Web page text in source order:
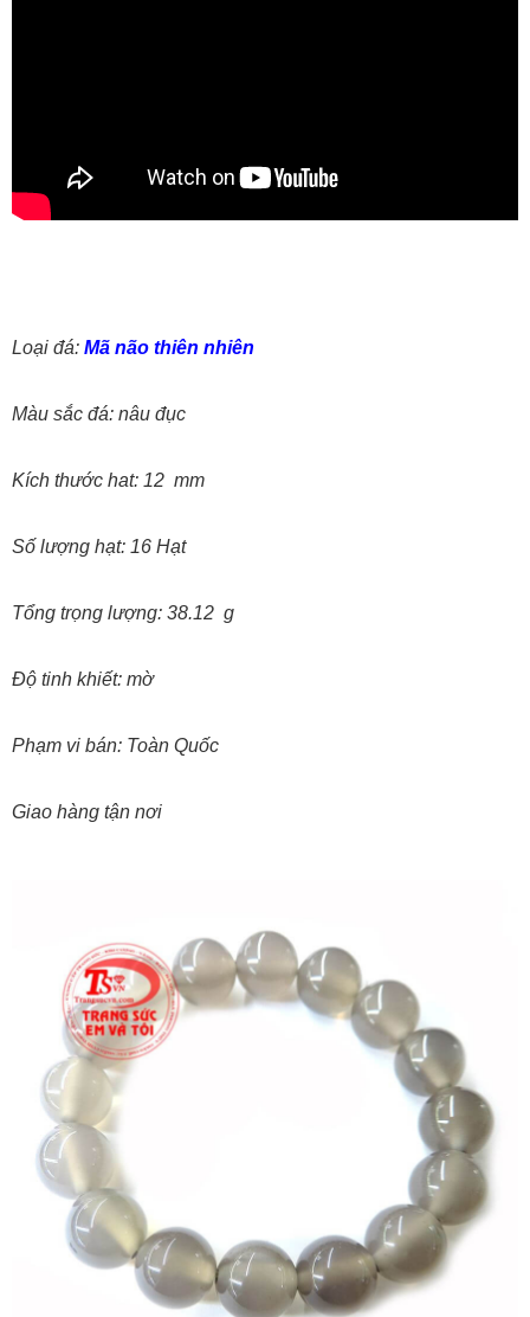
Loại đá: Mã não thiên nhiên
Màu sắc đá: nâu đục
Kích thước hat: 12 mm
Số lượng hạt: 16 Hạt
Tổng trọng lượng: 38.12 g
Độ tinh khiết: mờ
Phạm vi bán: Toàn Quốc
Giao hàng tận nơi